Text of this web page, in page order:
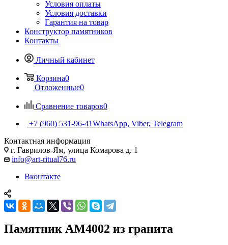
Условия оплаты
Условия доставки
Гарантия на товар
Конструктор памятников
Контакты
Личный кабинет
Корзина0
Отложенные0
Сравнение товаров0
+7 (960) 531-96-41WhatsApp, Viber, Telegram
Контактная информация
г. Гаврилов-Ям, улица Комарова д. 1
info@art-ritual76.ru
Вконтакте
Памятник AM4002 из гранита